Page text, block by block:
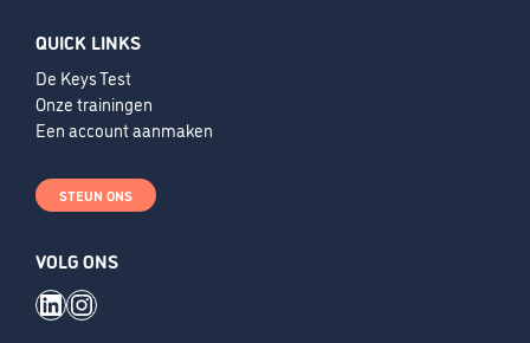
QUICK LINKS
De Keys Test
Onze trainingen
Een account aanmaken
STEUN ONS
VOLG ONS
LinkedIn
Instagram